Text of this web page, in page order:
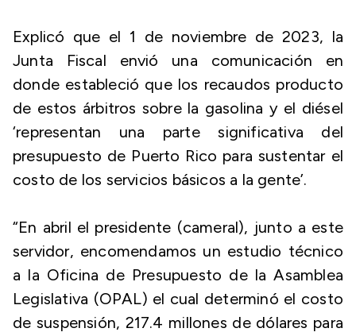
Explicó que el 1 de noviembre de 2023, la
Junta Fiscal envió una comunicación en
donde estableció que los recaudos producto
de estos árbitros sobre la gasolina y el diésel
‘representan una parte significativa del
presupuesto de Puerto Rico para sustentar el
costo de los servicios básicos a la gente’.
“En abril el presidente (cameral), junto a este
servidor, encomendamos un estudio técnico
a la Oficina de Presupuesto de la Asamblea
Legislativa (OPAL) el cual determinó el costo
de suspensión, 217.4 millones de dólares para